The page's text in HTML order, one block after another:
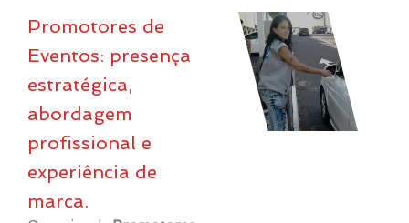
Promotores de
Eventos: presença
estratégica,
abordagem
profissional e
experiência de
marca.